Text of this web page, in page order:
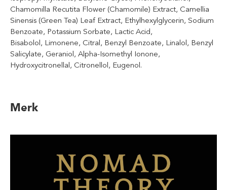
Chamomilla Recutita Flower (Chamomile) Extract, Camellia
Sinensis (Green Tea) Leaf Extract, Ethylhexylglycerin, Sodium
Benzoate, Potassium Sorbate, Lactic Acid,
Bisabolol, Limonene, Citral, Benzyl Benzoate, Linalol, Benzyl
Salicylate, Geraniol, Alpha-Isomethyl Ionone,
Hydroxycitronellal, Citronellol, Eugenol.
Merk